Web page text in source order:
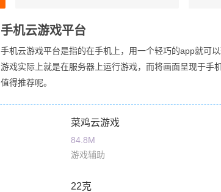
手机云游戏平台
手机云游戏平台是指的在手机上，用一个轻巧的app就可
游戏实际上就是在服务器上运行游戏，而将画面呈现于手
值得推荐呢。
菜鸡云游戏
84.8M
游戏辅助
22克